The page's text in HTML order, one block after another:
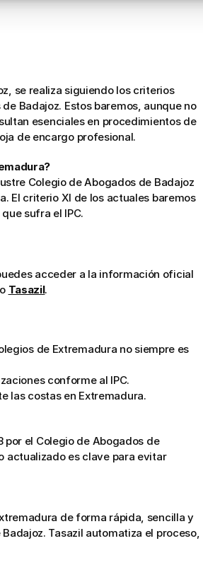
se realiza siguiendo los criterios
Badajoz. Estos baremos, aunque no
esenciales en procedimientos de
de encargo profesional.
Colegio de Abogados de Badajoz
El criterio XI de los actuales baremos
sufra el IPC.
acceder a la información oficial
Tasazil.
de Extremadura no siempre es
conforme al IPC.
las costas en Extremadura.
el Colegio de Abogados de
actualizado es clave para evitar
de forma rápida, sencilla y
Tasazil automatiza el proceso,